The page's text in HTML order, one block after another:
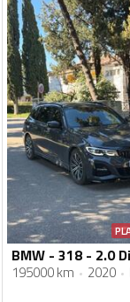
195000 km 2020